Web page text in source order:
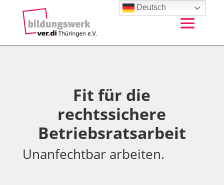
Fit für die
rechtssichere
Betriebsratsarbeit
Unanfechtbar arbeiten.
Deutsch